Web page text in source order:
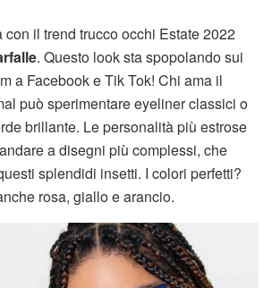
con il trend trucco occhi Estate 2022
. Questo look sta spopolando sui
a Facebook e Tik Tok! Chi ama il
può sperimentare eyeliner classici o
brillante. Le personalità più estrose
a disegni più complessi, che
splendidi insetti. I colori perfetti?
rosa, giallo e arancio.